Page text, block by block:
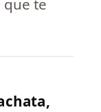
que te